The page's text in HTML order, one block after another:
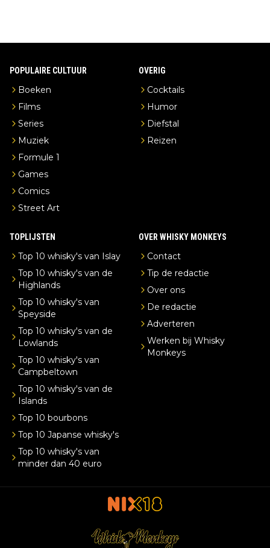
POPULAIRE CULTUUR
Boeken
Films
Series
Muziek
Formule 1
Games
Comics
Street Art
OVERIG
Cocktails
Humor
Diefstal
Reizen
TOPLIJSTEN
Top 10 whisky's van Islay
Top 10 whisky's van de
Highlands
Top 10 whisky's van
Speyside
Top 10 whisky's van de
Lowlands
Top 10 whisky's van
Campbeltown
Top 10 whisky's van de
Islands
Top 10 bourbons
Top 10 Japanse whisky's
Top 10 whisky's van
minder dan 40 euro
OVER WHISKY MONKEYS
Contact
Tip de redactie
Over ons
De redactie
Adverteren
Werken bij Whisky
Monkeys